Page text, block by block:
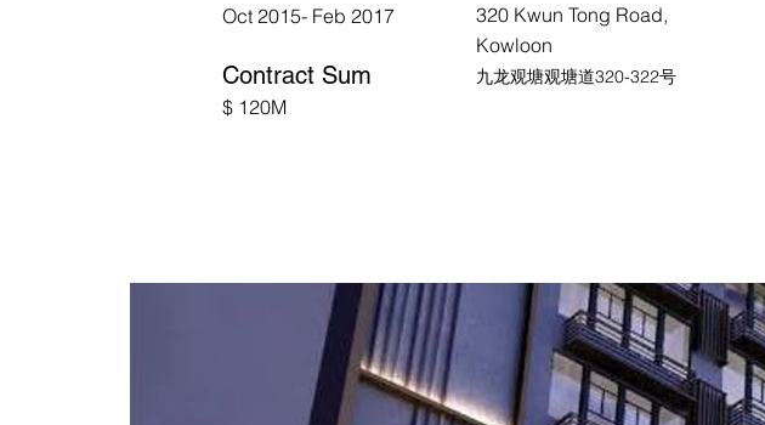
Oct 2015- Feb 2017
Contract Sum​
$ 120M
320 Kwun Tong Road,
Kowloon
九龙观塘观塘道320-322号